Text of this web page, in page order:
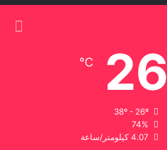
26
℃
38º - 26º
74%
4.07 كيلومتر/ساعة